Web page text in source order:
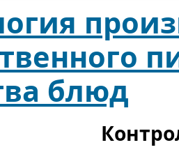
блюд